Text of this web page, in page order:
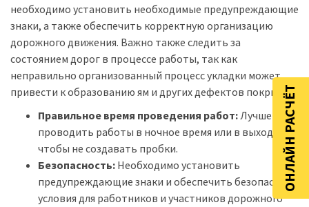
необходимо установить необходимые предупреждающие
знаки, а также обеспечить корректную организацию
дорожного движения. Важно также следить за
состоянием дорог в процессе работы, так как
неправильно организованный процесс укладки может
привести к образованию ям и других дефектов покрытия.
Правильное время проведения работ:Лучше
проводить работы в ночное время или в выходные,
чтобы не создавать пробки.
Безопасность: Необходимо установить
предупреждающие знаки и обеспечить безопасные
условия для работников и участников дорожного
ОНЛАЙН РАСЧЁТ